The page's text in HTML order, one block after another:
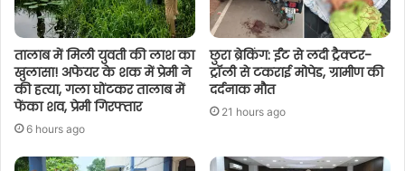
तालाब में मिली युवती की लाश का
खुलासा! अफेयर के शक में प्रेमी ने
की हत्या, गला घोंटकर तालाब में
फेंका शव, प्रेमी गिरफ्तार
6 hours ago
छुरा ब्रेकिंग: ईंट से लदी ट्रैक्टर-
ट्रॉली से टकराई मोपेड, ग्रामीण की
दर्दनाक मौत
21 hours ago